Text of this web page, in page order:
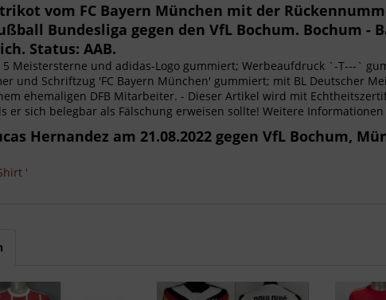
vom FC Bayern München mit der
Bundesliga gegen den VfL Bochum. Bochum -
Status: AAB.
5 Meistersterne und adidas-Logo gummiert; Werbeaufdruck `-T---`
und Schriftzug 'FC Bayern München' gummiert; mit BL Deutscher
ehemaligen DFB Mitarbeiter. - Dieser Artikel wird mit
er sich belegbar als Fälschung erweisen sollte! Weitere
Hernandez am 21.08.2022 gegen VfL Bochum,
'